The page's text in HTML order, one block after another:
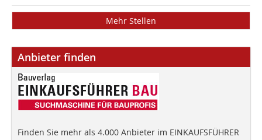
Mehr Stellen
Anbieter finden
Finden Sie mehr als 4.000 Anbieter im EINKAUFSFÜHRER